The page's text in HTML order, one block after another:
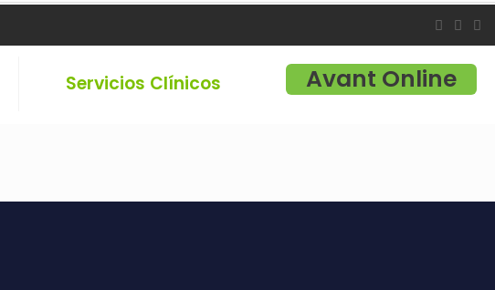
Servicios Clínicos Avant Online